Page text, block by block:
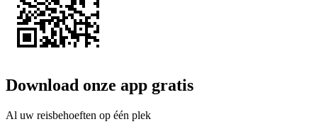
Download onze app gratis
Al uw reisbehoeften op één plek